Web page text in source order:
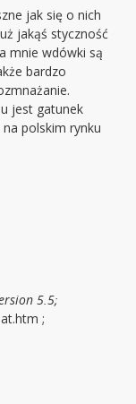
jak się o nich
jakąś styczność
mnie wdówki są
bardzo
jest gatunek
polskim rynku
5.5;
;